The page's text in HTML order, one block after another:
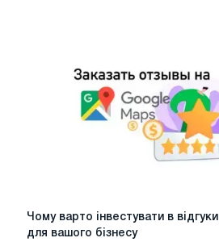
Чому
варто
Чому варто інвестувати в
для вашого бізнесу